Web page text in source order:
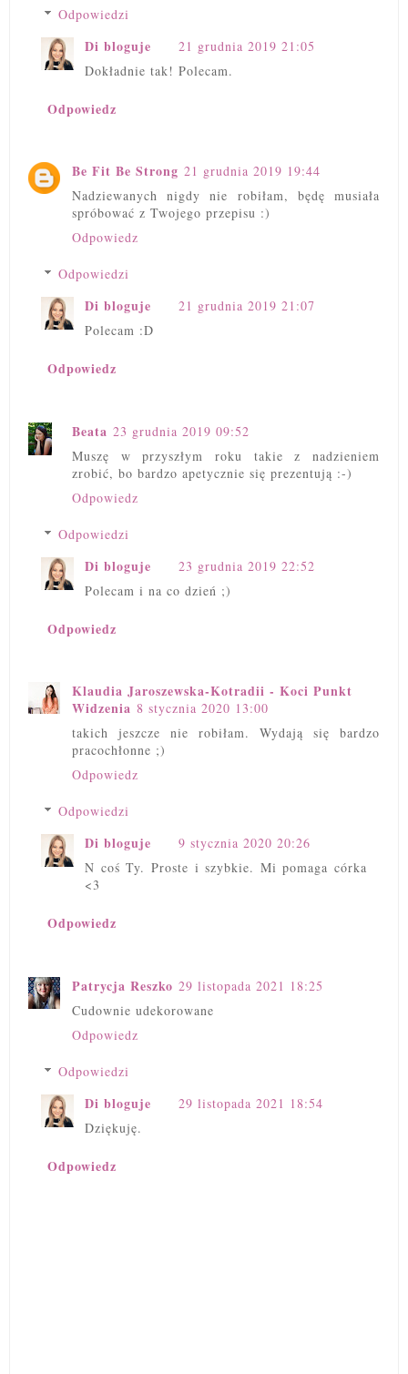
Odpowiedzi
Di bloguje
21 grudnia 2019 21:05
Dokładnie tak! Polecam.
Odpowiedz
Be Fit Be Strong 21 grudnia 2019 19:44
Nadziewanych nigdy nie robiłam, będę musiała
spróbować z Twojego przepisu :)
Odpowiedz
Odpowiedzi
Di bloguje
21 grudnia 2019 21:07
Polecam :D
Odpowiedz
Beata 23 grudnia 2019 09:52
Muszę w przyszłym roku takie z nadzieniem
zrobić, bo bardzo apetycznie się prezentują :-)
Odpowiedz
Odpowiedzi
Di bloguje
23 grudnia 2019 22:52
Polecam i na co dzień ;)
Odpowiedz
Klaudia Jaroszewska-Kotradii - Koci Punkt
Widzenia 8 stycznia 2020 13:00
takich jeszcze nie robiłam. Wydają się bardzo
pracochłonne ;)
Odpowiedz
Odpowiedzi
Di bloguje
9 stycznia 2020 20:26
N coś Ty. Proste i szybkie. Mi pomaga córka
<3
Odpowiedz
Patrycja Reszko 29 listopada 2021 18:25
Cudownie udekorowane
Odpowiedz
Odpowiedzi
Di bloguje
29 listopada 2021 18:54
Dziękuję.
Odpowiedz